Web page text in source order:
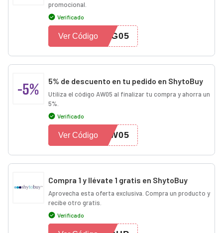
promocional.
Verificado
WG05
Ver Código
-5% 5% de descuento en tu pedido en ShytoBuy
Utiliza el código AW05 al finalizar tu compra y ahorra un
5%.
Verificado
AW05
Ver Código
Compra 1 y llévate 1 gratis en ShytoBuy
Aprovecha esta oferta exclusiva. Compra un producto y
recibe otro gratis.
Verificado